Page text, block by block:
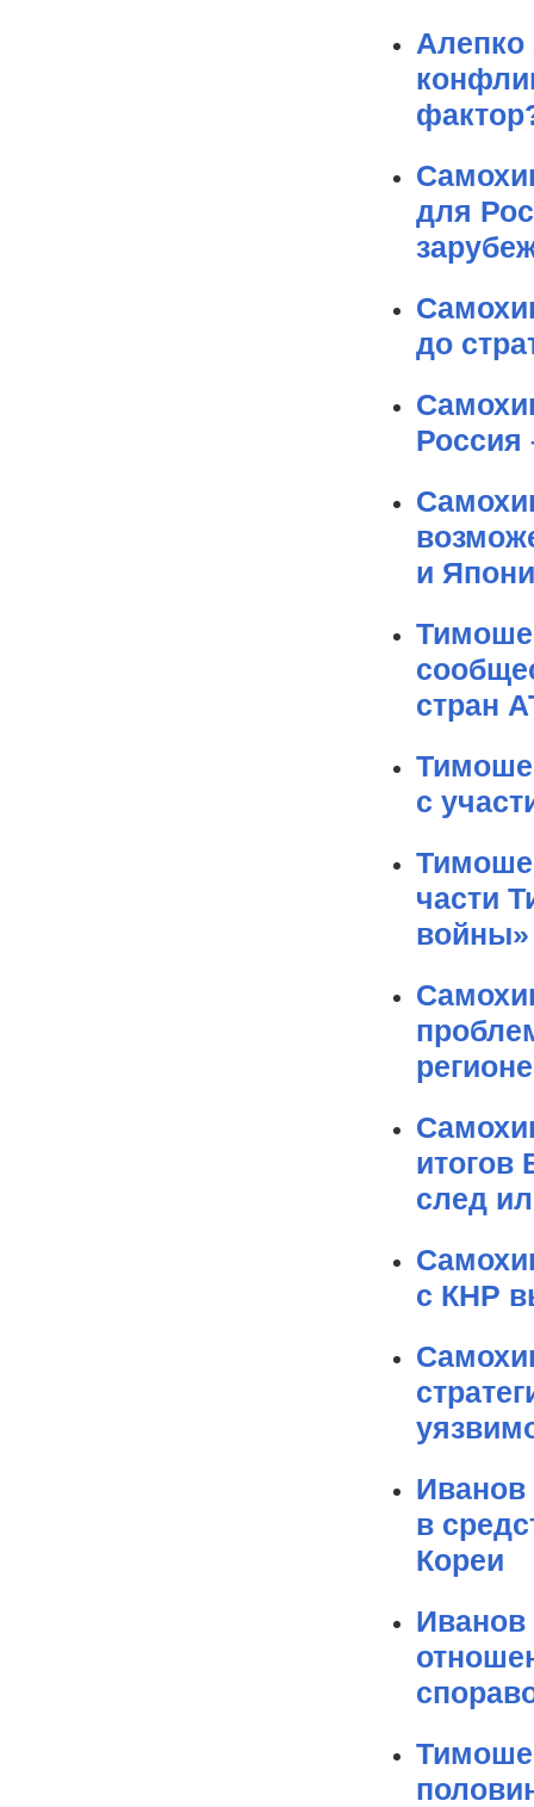
для
до
Россия
и
стран
с
части
войны»
итогов
след
с КНР
в
Кореи